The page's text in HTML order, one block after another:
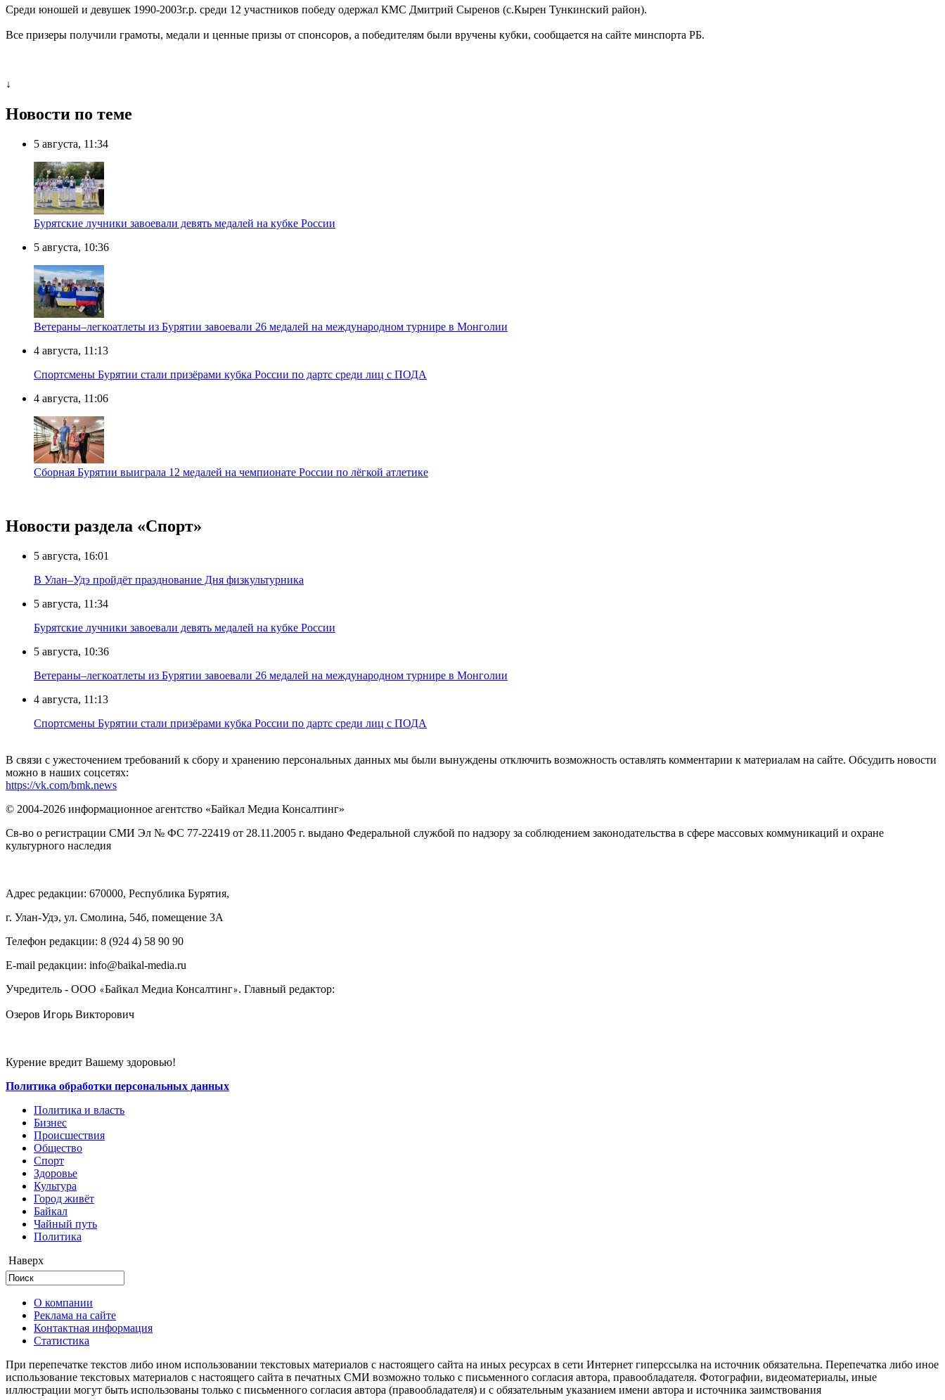
Среди юношей и девушек 1990-2003г.р. среди 12 участников победу одержал КМС Дмитрий Сыренов (с.Кырен Тункинский район).
Все призеры получили грамоты, медали и ценные призы от спонсоров, а победителям были вручены кубки, сообщается на сайте минспорта РБ.
↓
Новости по теме
5 августа, 11:34
Бурятские лучники завоевали девять медалей на кубке России
5 августа, 10:36
Ветераны–легкоатлеты из Бурятии завоевали 26 медалей на международном турнире в Монголии
4 августа, 11:13
Спортсмены Бурятии стали призёрами кубка России по дартс среди лиц с ПОДА
4 августа, 11:06
Сборная Бурятии выиграла 12 медалей на чемпионате России по лёгкой атлетике
Новости раздела «Cпорт»
5 августа, 16:01
В Улан–Удэ пройдёт празднование Дня физкультурника
5 августа, 11:34
Бурятские лучники завоевали девять медалей на кубке России
5 августа, 10:36
Ветераны–легкоатлеты из Бурятии завоевали 26 медалей на международном турнире в Монголии
4 августа, 11:13
Спортсмены Бурятии стали призёрами кубка России по дартс среди лиц с ПОДА
В связи с ужесточением требований к сбору и хранению персональных данных мы были вынуждены отключить возможность оставлять комментарии к материалам на сайте. Обсудить новости
можно в наших соцсетях:
https://vk.com/bmk.news
© 2004-2026 информационное агентство «Байкал Медиа Консалтинг»
Св-во о регистрации СМИ Эл № ФС 77-22419 от 28.11.2005 г. выдано Федеральной службой по надзору за соблюдением законодательства в сфере массовых коммуникаций и охране
культурного наследия
Адрес редакции: 670000, Республика Бурятия,
г. Улан-Удэ, ул. Смолина, 54б, помещение 3А
Телефон редакции: ‎‎8 (924 4) 58 90 90
E-mail редакции: info@baikal-media.ru
Учредитель - ООО «Байкал Медиа Консалтинг». Главный редактор:
Озеров Игорь Викторович
Курение вредит Вашему здоровью!
Политика обработки персональных данных
Политика и власть
Бизнес
Происшествия
Общество
Cпорт
Здоровье
Культура
Город живёт
Байкал
Чайный путь
Политика
Наверх
О компании
Реклама на сайте
Контактная информация
Статистика
При перепечатке текстов либо ином использовании текстовых материалов с настоящего сайта на иных ресурсах в сети Интернет гиперссылка на источник обязательна. Перепечатка либо иное
использование текстовых материалов с настоящего сайта в печатных СМИ возможно только с письменного согласия автора, правообладателя. Фотографии, видеоматериалы, иные
иллюстрации могут быть использованы только с письменного согласия автора (правообладателя) и с обязательным указанием имени автора и источника заимствования